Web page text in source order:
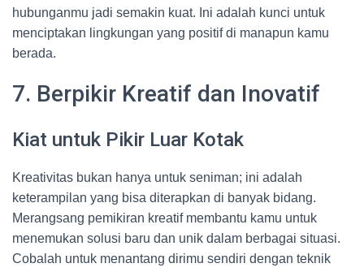
hubunganmu jadi semakin kuat. Ini adalah kunci untuk
menciptakan lingkungan yang positif di manapun kamu
berada.
7. Berpikir Kreatif dan Inovatif
Kiat untuk Pikir Luar Kotak
Kreativitas bukan hanya untuk seniman; ini adalah
keterampilan yang bisa diterapkan di banyak bidang.
Merangsang pemikiran kreatif membantu kamu untuk
menemukan solusi baru dan unik dalam berbagai situasi.
Cobalah untuk menantang dirimu sendiri dengan teknik